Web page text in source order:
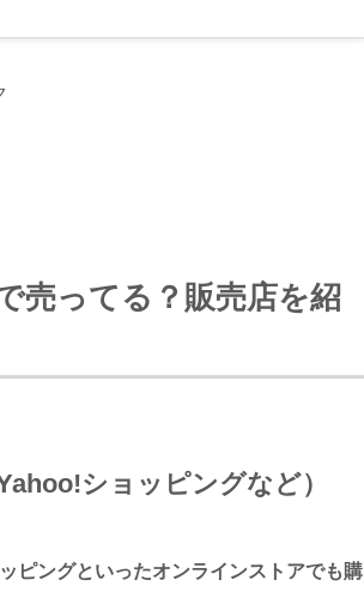
売ってる？販売店を紹
ショッピングなど）
ピングといったオンラインストアでも購